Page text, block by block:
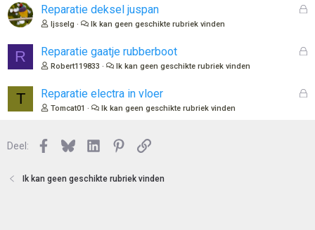
n
n
G
n
Reparatie deksel juspan
Ijsselg Ik kan geen geschikte rubriek vinden
R
G
Reparatie gaatje rubberboot
Robert119833 Ik kan geen geschikte rubriek vinden
T
G
Reparatie electra in vloer
Tomcat01 Ik kan geen geschikte rubriek vinden
Deel: Facebook
BlueskyLinkedInPinterest
Link
Ik kan geen geschikte rubriek vinden